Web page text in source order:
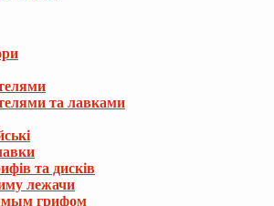
та лавками
та дисків
лежачи
грифом